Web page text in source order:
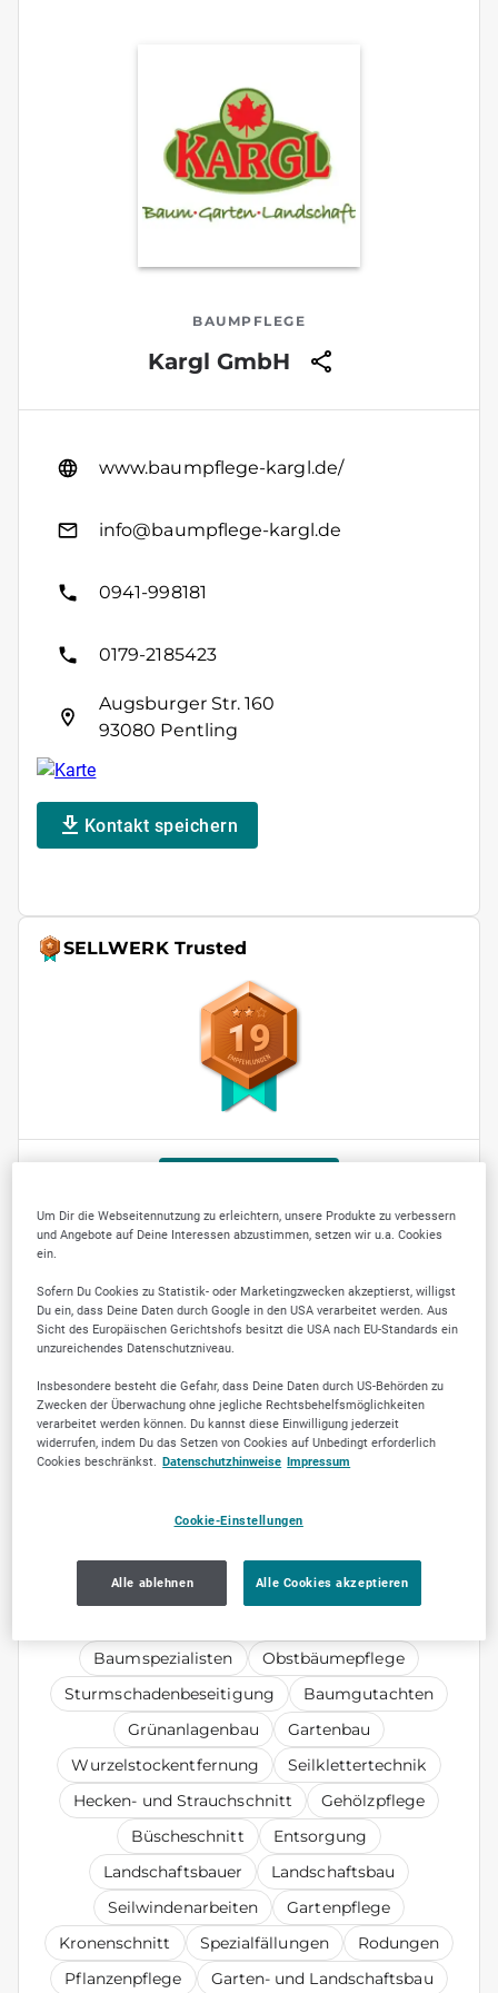
BAUMPFLEGE
Kargl GmbH
www.baumpflege-kargl.de/
info@baumpflege-kargl.de
0941-998181
0179-2185423
Augsburger Str. 160
93080 Pentling
Kontakt speichern
SELLWERK Trusted
19
KEYWORDS
Gartengestaltung
Baumstumpfbeseitigung
Baumschnitt
Pflanzenschnitt
Terrassenpflege
Pflanzungen
Obstbaumbeschnitt
Landschaftspflege
Baumspezialisten
Obstbäumepflege
Sturmschadenbeseitigung
Baumgutachten
Grünanlagenbau
Gartenbau
Wurzelstockentfernung
Seilklettertechnik
Hecken- und Strauchschnitt
Gehölzpflege
Büscheschnitt
Entsorgung
Landschaftsbauer
Landschaftsbau
Seilwindenarbeiten
Gartenpflege
Kronenschnitt
Spezialfällungen
Rodungen
Pflanzenpflege
Garten- und Landschaftsbau
Um Dir die Webseitennutzung zu erleichtern, unsere Produkte zu verbessern
und Angebote auf Deine Interessen abzustimmen, setzen wir u.a. Cookies
ein.
Sofern Du Cookies zu Statistik- oder Marketingzwecken akzeptierst, willigst
Du ein, dass Deine Daten durch Google in den USA verarbeitet werden. Aus
Sicht des Europäischen Gerichtshofs besitzt die USA nach EU-Standards ein
unzureichendes Datenschutzniveau.
Insbesondere besteht die Gefahr, dass Deine Daten durch US-Behörden zu
Zwecken der Überwachung ohne jegliche Rechtsbehelfsmöglichkeiten
verarbeitet werden können. Du kannst diese Einwilligung jederzeit
widerrufen, indem Du das Setzen von Cookies auf Unbedingt erforderlich
Cookies beschränkst. Datenschutzhinweise Impressum
Cookie-Einstellungen
Alle ablehnen Alle Cookies akzeptieren